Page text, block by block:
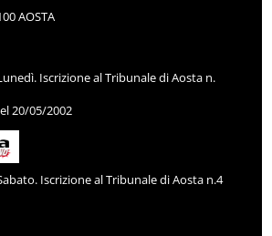
AOSTA
Iscrizione al Tribunale di Aosta n.
20/05/2002
Iscrizione al Tribunale di Aosta n.4